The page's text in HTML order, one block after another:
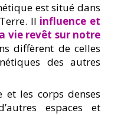
est situé dans
Il influence et
vie revêt sur notre
diffèrent de celles
des autres
et les corps denses
espaces et